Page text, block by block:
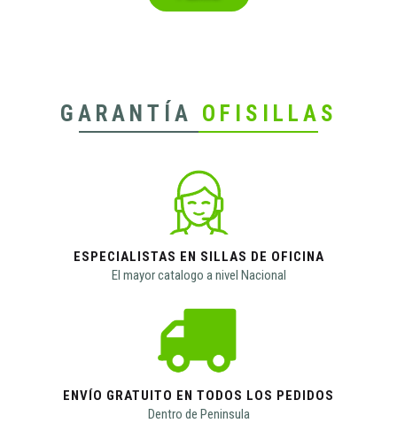
GARANTÍA OFISILLAS
ESPECIALISTAS EN SILLAS DE OFICINA
El mayor catalogo a nivel Nacional
ENVÍO GRATUITO EN TODOS LOS PEDIDOS
Dentro de Peninsula